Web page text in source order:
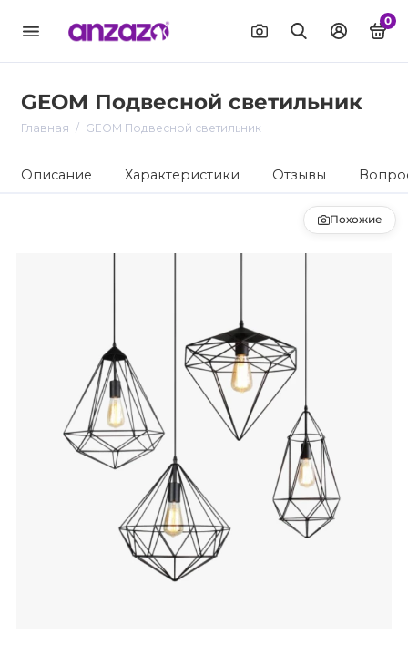
0
GEOM Подвесной светильник
Главная GEOM Подвесной светильник
Описание Характеристики Отзывы
Похожие